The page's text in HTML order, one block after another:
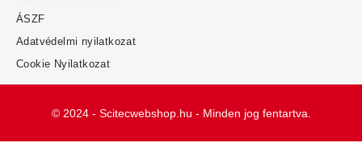
ÁSZF
Adatvédelmi nyilatkozat
Cookie Nyilatkozat
© 2024 - Scitecwebshop.hu - Minden jog fentartva.